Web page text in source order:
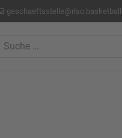
geschaeftsstelle@rlso.basketball
Suchen